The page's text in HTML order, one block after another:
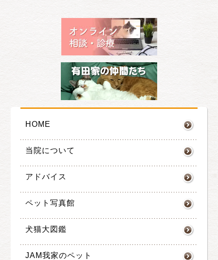
HOME
当院について
アドバイス
ペット写真館
犬猫大図鑑
JAM我家のペット